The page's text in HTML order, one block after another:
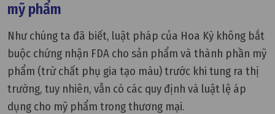
mỹ phẩm
Như chúng ta đã biết, luật pháp của Hoa Kỳ không bắt
buộc chứng nhận FDA cho sản phẩm và thành phần mỹ
phẩm (trừ chất phụ gia tạo màu) trước khi tung ra thị
trường, tuy nhiên, vẫn có các quy định và luật lệ áp
dụng cho mỹ phẩm trong thương mại.